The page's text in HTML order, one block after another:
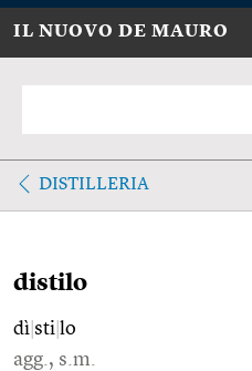
IL NUOVO DE MAURO
DISTILLERIA
distilo
dì sti lo
agg., s.m.